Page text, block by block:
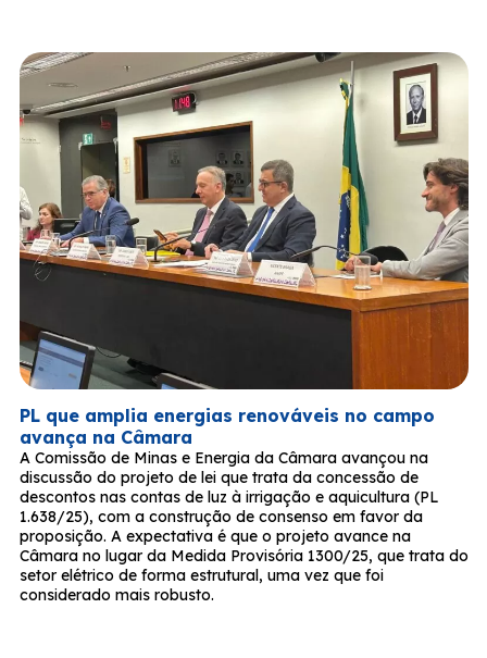
PL que amplia energias renováveis no campo
avança na Câmara
A Comissão de Minas e Energia da Câmara avançou na
discussão do projeto de lei que trata da concessão de
descontos nas contas de luz à irrigação e aquicultura (PL
1.638/25), com a construção de consenso em favor da
proposição. A expectativa é que o projeto avance na
Câmara no lugar da Medida Provisória 1300/25, que trata do
setor elétrico de forma estrutural, uma vez que foi
considerado mais robusto.